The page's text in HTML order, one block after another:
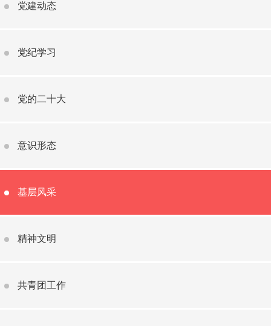
党建动态
党纪学习
党的二十大
意识形态
基层风采
精神文明
共青团工作